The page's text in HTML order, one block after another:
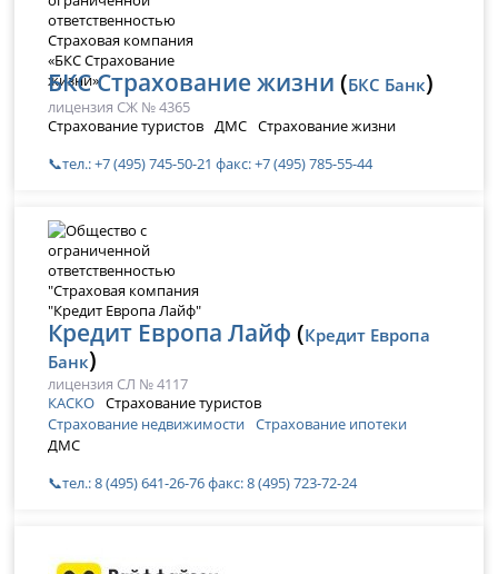
БКС Страхование жизни (БКС Банк)
лицензия СЖ № 4365
Страхование туристов ДМС Страхование жизни
📞тел.: +7 (495) 745-50-21 факс: +7 (495) 785-55-44
Кредит Европа Лайф (Кредит Европа
Банк)
лицензия СЛ № 4117
КАСКО Страхование туристов
Страхование недвижимости Страхование ипотеки
ДМС
📞тел.: 8 (495) 641-26-76 факс: 8 (495) 723-72-24